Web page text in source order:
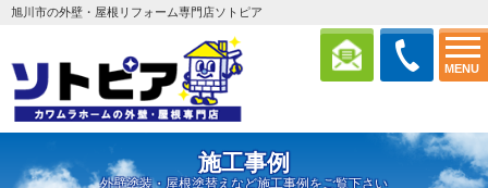
MENU
旭川市の外壁・屋根リフォーム専門店ソトピア
施工事例
外壁塗装・屋根塗替えなど施工事例をご覧下さい